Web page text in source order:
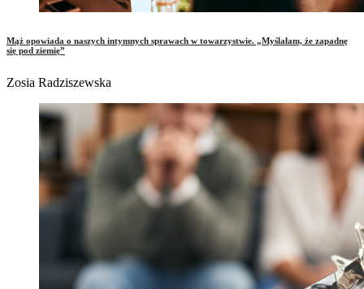
Mąż opowiada o naszych intymnych sprawach w towarzystwie. „Myślałam, że zapadnę
się pod ziemię”
Zosia Radziszewska